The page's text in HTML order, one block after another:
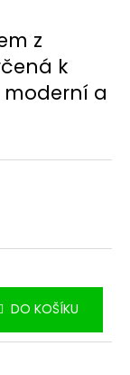
z
k
a
DO KOŠÍKU